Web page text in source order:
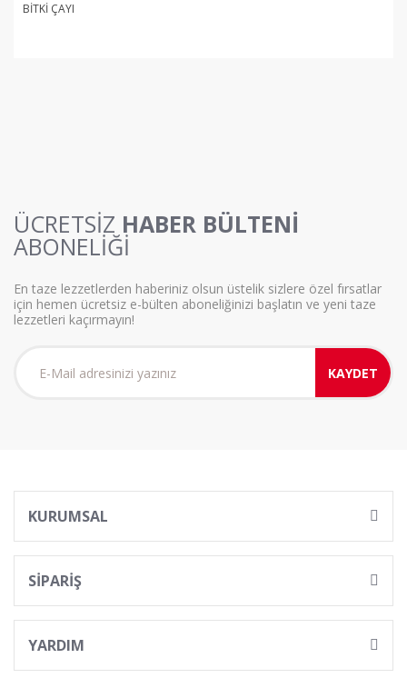
BİTKİ ÇAYI
ÜCRETSİZ HABER BÜLTENİ
ABONELİĞİ
En taze lezzetlerden haberiniz olsun üstelik sizlere özel fırsatlar
için hemen ücretsiz e-bülten aboneliğinizi başlatın ve yeni taze
lezzetleri kaçırmayın!
KAYDET
KURUMSAL
SİPARİŞ
YARDIM